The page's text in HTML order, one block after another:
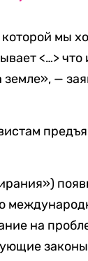
мы
<…> что
—
на